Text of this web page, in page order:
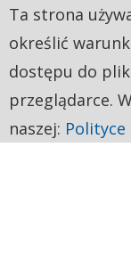
Ta strona
określić
dostępu do
przeglądarce.
naszej: Polityce